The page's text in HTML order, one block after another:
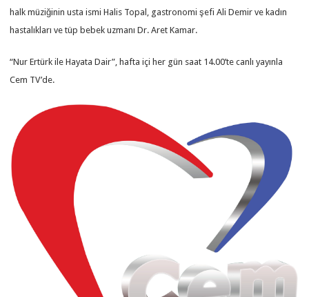
halk müziğinin usta ismi Halis Topal, gastronomi şefi Ali Demir ve kadın
hastalıkları ve tüp bebek uzmanı Dr. Aret Kamar.
“Nur Ertürk ile Hayata Dair”, hafta içi her gün saat 14.00’te canlı yayınla
Cem TV’de.